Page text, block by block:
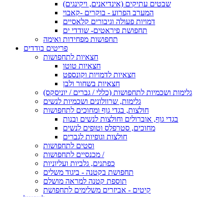
שבטים עתיקים (אינדיאנים, ויקינגים)
המערב הפרוע - בוקרים -קאבוי
דמויות פעולה וגיבורים קלאסיים
תחפושת פיראטים- שודדי ים
תחפושות מפחידות ואימה
פריטים בודדים
חצאיות לתחפושות
חצאיות טוטו
חצאיות לדמויות וקונספט
חצאיות בשחור ולבן
גלימות ושכמיות לתחפושות (כללי / גברים / יוניסקס)
גלימות, שרוולונים ושכמיות לנשים
חולצות, בגדי גוף ומחוכים לתחפושות
בגדי גוף, אוברולים וחולצות לנשים ובנות
מחוכים, סטרפלס וטופים לנשים
חולצות וגופיות לגברים
וסטים לתחפושות
מכנסיים לתחפושות /
כפתנים, גלביות ועליוניות
תחפושת בקטנה - ביגוד משלים
תוספת קטנה למראה מושלם
קיטים - אביזרים משלימים לתחפושת